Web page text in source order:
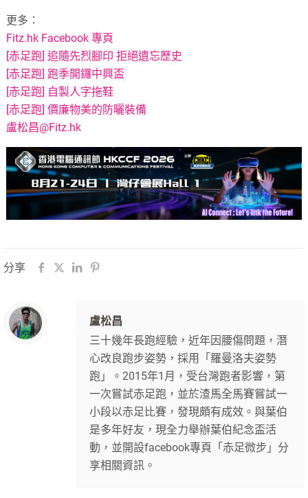
更多：
Fitz.hk Facebook 專頁
[赤足跑] 追隨先烈腳印 拒絕遺忘歷史
[赤足跑] 跑季開鑼中興盃
[赤足跑] 自製人字拖鞋
[赤足跑] 價廉物美的防曬裝備
盧松昌@Fitz.hk
分享
盧松昌
三十幾年長跑經驗，近年因腰傷問題，潛
心改良跑步姿勢，採用「羅曼洛夫姿勢
跑」。2015年1月，受台灣跑者影響，第
一次嘗試赤足跑，並於渣馬全馬賽嘗試一
小段以赤足比賽，發現頗有成效。與葉伯
是多年好友，現全力舉辦葉伯紀念盃活
動，並開設facebook專頁「赤足微步」分
享相關資訊。